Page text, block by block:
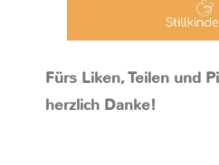
Fürs Liken, Teilen und
herzlich Danke!